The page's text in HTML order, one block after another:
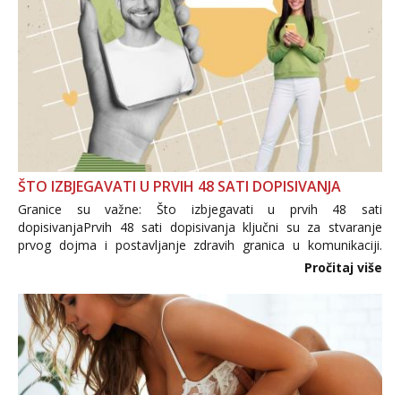
ŠTO IZBJEGAVATI U PRVIH 48 SATI DOPISIVANJA
Granice su važne: Što izbjegavati u prvih 48 sati
dopisivanjaPrvih 48 sati dopisivanja ključni su za stvaranje
prvog dojma i postavljanje zdravih granica u komunikaciji.
Važno je izbjeći prebrzo otkrivanje osobnih ili intimnih
informacija, jer nepoznata osoba još nije zaslužila to
povjerenje. Takođe...
Pročitaj više